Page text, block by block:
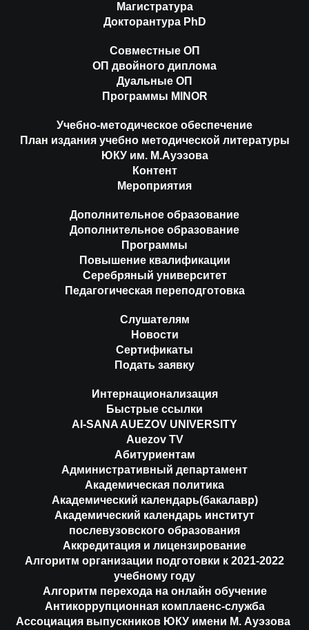
Магистратура
Докторантура PhD
Совместные ОП
ОП двойного диплома
Дуальные ОП
Программы MINOR
Учебно-методическое обеспечение
План издания учебно методической литературы
ЮКУ им. М.Ауэзова
Контент
Мероприятия
Дополнительное образование
Дополнительное образование
Программы
Повышение квалификации
Серебряный университет
Педагогическая переподготовка
Слушателям
Новости
Сертификаты
Подать заявку
Интернационализация
Быстрые ссылки
AI-SANA AUEZOV UNIVERSITY
Auezov TV
Абитуриентам
Административный департамент
Академическая политика
Академический календарь(бакалавр)
Академический календарь институт
послевузовского образования
Аккредитация и лицензирование
Алгоритм организации подготовки к 2021-2022
учебному году
Алгоритм перехода на онлайн обучение
Антикоррупционная комплаенс-служба
Ассоциация выпускников ЮКУ имени М. Ауэзова